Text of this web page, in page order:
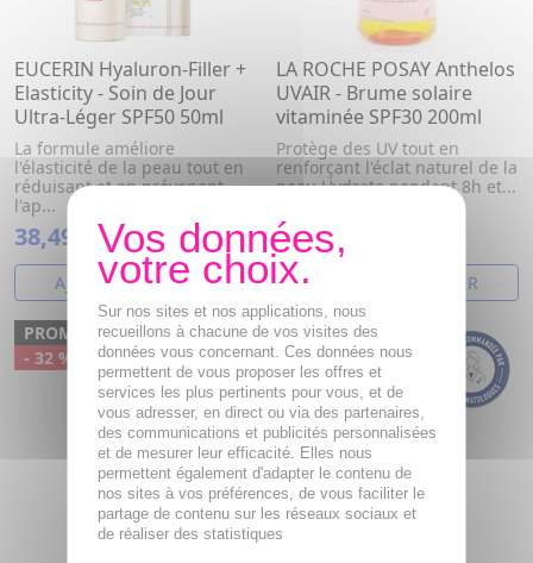
EUCERIN Hyaluron-Filler +
Elasticity - Soin de Jour
Ultra-Léger SPF50 50ml
La formule améliore
l'élasticité de la peau tout en
réduisant et en prévenant
l'ap...
38,49€
AJOUTER AU PANIER
LA ROCHE POSAY Anthelos
UVAIR - Brume solaire
vitaminée SPF30 200ml
Protège des UV tout en
renforçant l'éclat naturel de la
peau Hydrate pendant 8h et...
14,67€
AJOUTER AU PANIER
PROMO
- 32 %
PROMO
- 32 %
Sur nos sites et nos applications, nous
recueillons à chacune de vos visites des
données vous concernant. Ces données nous
permettent de vous proposer les offres et
services les plus pertinents pour vous, et de
vous adresser, en direct ou via des partenaires,
des communications et publicités personnalisées
et de mesurer leur efficacité. Elles nous
permettent également d'adapter le contenu de
nos sites à vos préférences, de vous faciliter le
partage de contenu sur les réseaux sociaux et
de réaliser des statistiques